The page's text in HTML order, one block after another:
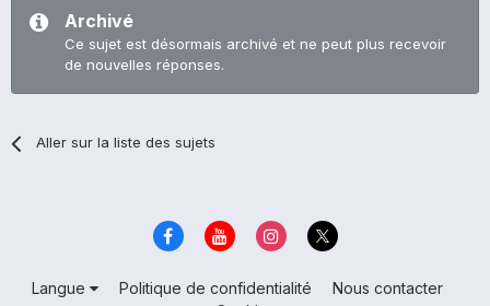
Archivé
Ce sujet est désormais archivé et ne peut plus recevoir
de nouvelles réponses.
Aller sur la liste des sujets
Langue Politique de confidentialité
Nous contacter